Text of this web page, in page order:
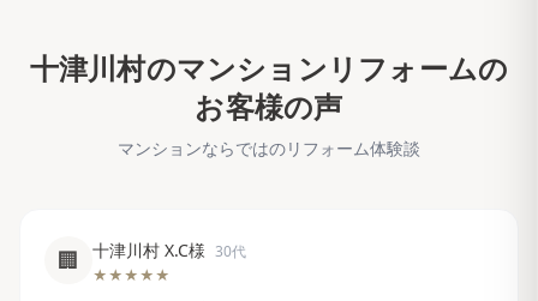
十津川村のマンションリフォームの
お客様の声
マンションならではのリフォーム体験談
🏢 十津川村 X.C様 30代
★★★★★